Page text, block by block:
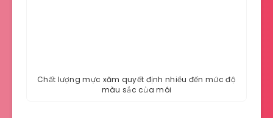
Chất lượng mực xăm quyết định nhiều đến mức độ
màu sắc của môi